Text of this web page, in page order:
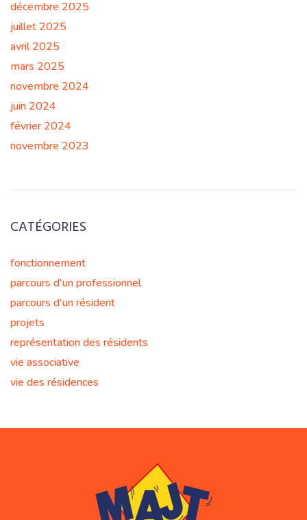
décembre 2025
juillet 2025
avril 2025
mars 2025
novembre 2024
juin 2024
février 2024
novembre 2023
CATÉGORIES
fonctionnement
parcours d'un professionnel
parcours d'un résident
projets
représentation des résidents
vie associative
vie des résidences